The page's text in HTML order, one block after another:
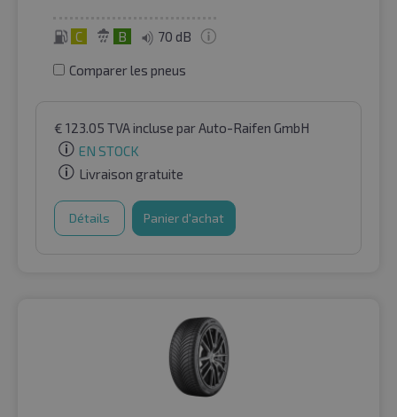
C B 70 dB
Comparer les pneus
€ 123.05 TVA incluse par Auto-Raifen GmbH
EN STOCK
Livraison gratuite
Détails Panier d'achat